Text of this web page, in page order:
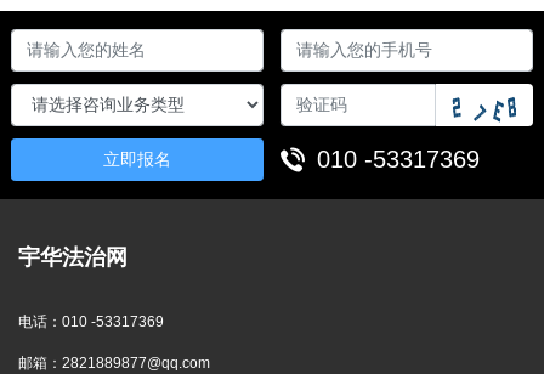
立即报名 010 -53317369
宇华法治网
电话： 010 -53317369
邮箱： 2821889877@qq.com